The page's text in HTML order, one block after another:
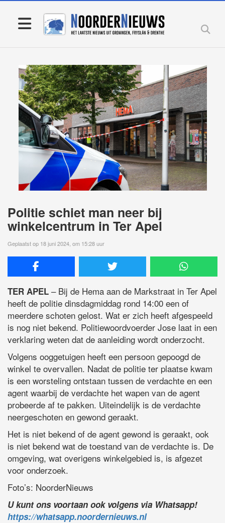
Politie schiet man neer bij
winkelcentrum in Ter Apel
Geplaatst op 18 juni 2024, om 15:28 uur
TER APEL – Bij de Hema aan de Markstraat in Ter Apel
heeft de politie dinsdagmiddag rond 14:00 een of
meerdere schoten gelost. Wat er zich heeft afgespeeld
is nog niet bekend. Politiewoordvoerder Jose laat in een
verklaring weten dat de aanleiding wordt onderzocht.
Volgens ooggetuigen heeft een persoon gepoogd de
winkel te overvallen. Nadat de politie ter plaatse kwam
is een worsteling ontstaan tussen de verdachte en een
agent waarbij de verdachte het wapen van de agent
probeerde af te pakken. Uiteindelijk is de verdachte
neergeschoten en gewond geraakt.
Het is niet bekend of de agent gewond is geraakt, ook
is niet bekend wat de toestand van de verdachte is. De
omgeving, wat overigens winkelgebied is, is afgezet
voor onderzoek.
Foto’s: NoorderNieuws
U kunt ons voortaan ook volgens via Whatsapp!
https://whatsapp.noordernieuws.nl